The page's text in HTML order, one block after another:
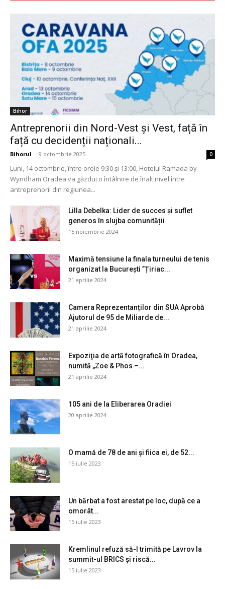
Bihor
Antreprenorii din Nord-Vest și Vest, față în
față cu decidenții naționali...
Bihorul - 9 octombrie 2025 0
Luni, 14 octombrie, între orele 9:30 și 13:00, Hotelul Ramada by
Wyndham Oradea va găzdui o întâlnire de înalt nivel între
antreprenorii din regiunea...
Lilla Debelka: Lider de succes și suflet
generos în slujba comunității
15 noiembrie 2024
Maximă tensiune la finala turneului de tenis
organizat la București ”Țiriac...
21 aprilie 2024
Camera Reprezentanților din SUA Aprobă
Ajutorul de 95 de Miliarde de...
21 aprilie 2024
Expoziţia de artă fotografică în Oradea,
numită „Zoe & Phos –...
21 aprilie 2024
105 ani de la Eliberarea Oradiei
20 aprilie 2024
O mamă de 78 de ani și fiica ei, de 52...
15 iulie 2023
Un bărbat a fost arestat pe loc, după ce a
omorât...
15 iulie 2023
Kremlinul refuză să-l trimită pe Lavrov la
summit-ul BRICS și riscă...
15 iulie 2023